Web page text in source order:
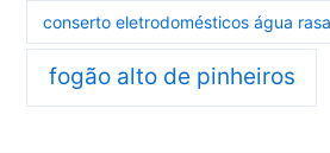
conserto eletrodomésticos água rasa
fogão alto de pinheiros